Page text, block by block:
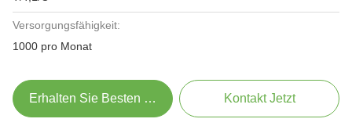
Versorgungsfähigkeit:
1000 pro Monat
Erhalten Sie Besten Preis Kontakt Jetzt